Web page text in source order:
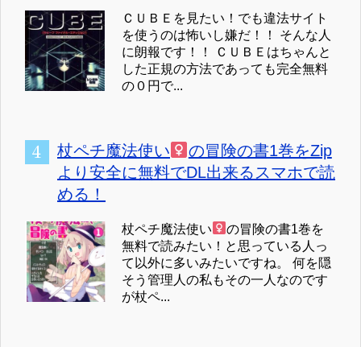
ＣＵＢＥを見たい！でも違法サイト
を使うのは怖いし嫌だ！！ そんな人
に朗報です！！ ＣＵＢＥはちゃんと
した正規の方法であっても完全無料
の０円で...
杖ペチ魔法使い
の冒険の書1巻をZip
より安全に無料でDL出来るスマホで読
める！
杖ペチ魔法使い
の冒険の書1巻を
無料で読みたい！と思っている人っ
て以外に多いみたいですね。 何を隠
そう管理人の私もその一人なのです
が杖ペ...